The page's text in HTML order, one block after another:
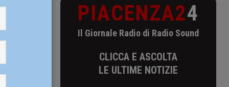
come
PIACENZA24
Il Giornale Radio di Radio Sound
CLICCA E ASCOLTA
LE ULTIME NOTIZIE